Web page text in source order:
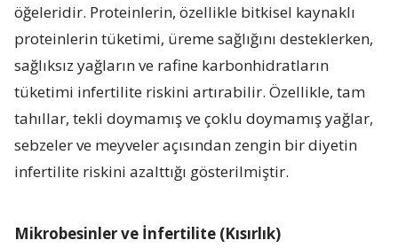
öğeleridir. Proteinlerin, özellikle bitkisel kaynaklı
proteinlerin tüketimi, üreme sağlığını desteklerken,
sağlıksız yağların ve rafine karbonhidratların
tüketimi infertilite riskini artırabilir. Özellikle, tam
tahıllar, tekli doymamış ve çoklu doymamış yağlar,
sebzeler ve meyveler açısından zengin bir diyetin
infertilite riskini azalttığı gösterilmiştir.
Mikrobesinler ve İnfertilite (Kısırlık)